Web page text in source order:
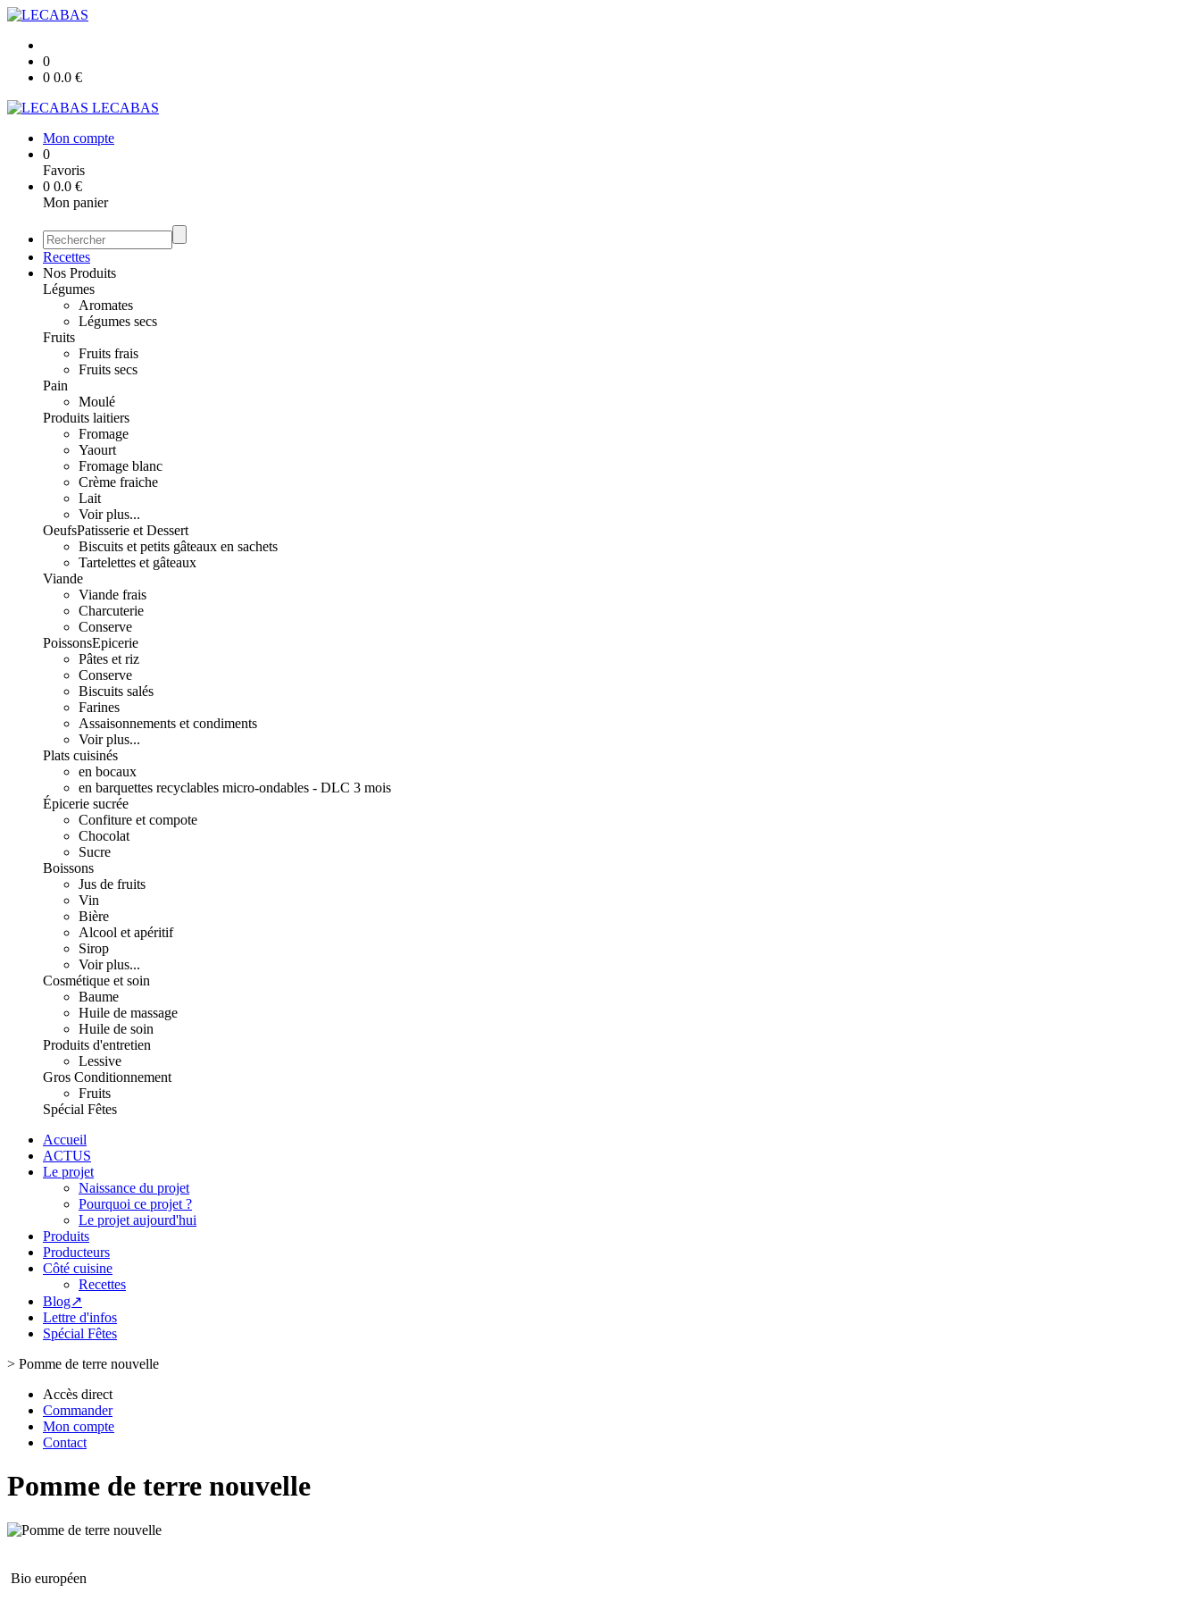
0
0 0.0 €
LECABAS
Mon compte
0
Favoris
0 0.0 €
Mon panier
Recettes
Nos Produits
Légumes
Aromates
Légumes secs
Fruits
Fruits frais
Fruits secs
Pain
Moulé
Produits laitiers
Fromage
Yaourt
Fromage blanc
Crème fraiche
Lait
Voir plus...
OeufsPatisserie et Dessert
Biscuits et petits gâteaux en sachets
Tartelettes et gâteaux
Viande
Viande frais
Charcuterie
Conserve
PoissonsEpicerie
Pâtes et riz
Conserve
Biscuits salés
Farines
Assaisonnements et condiments
Voir plus...
Plats cuisinés
en bocaux
en barquettes recyclables micro-ondables - DLC 3 mois
Épicerie sucrée
Confiture et compote
Chocolat
Sucre
Boissons
Jus de fruits
Vin
Bière
Alcool et apéritif
Sirop
Voir plus...
Cosmétique et soin
Baume
Huile de massage
Huile de soin
Produits d'entretien
Lessive
Gros Conditionnement
Fruits
Spécial Fêtes
Accueil
ACTUS
Le projet
Naissance du projet
Pourquoi ce projet ?
Le projet aujourd'hui
Produits
Producteurs
Côté cuisine
Recettes
Blog↗
Lettre d'infos
Spécial Fêtes
> Pomme de terre nouvelle
Accès direct
Commander
Mon compte
Contact
Pomme de terre nouvelle
Bio européen